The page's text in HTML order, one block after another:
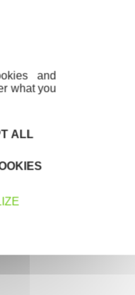
and
what you
ALL